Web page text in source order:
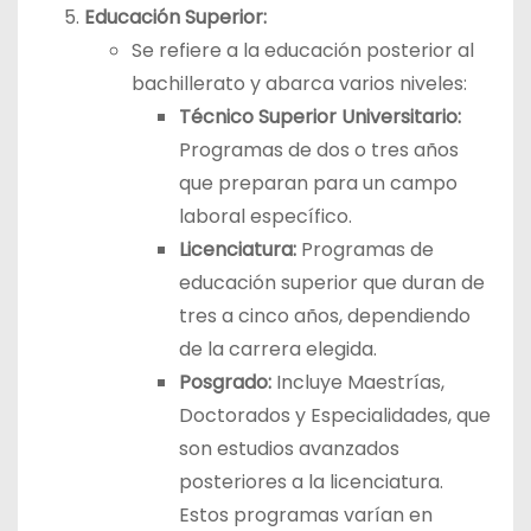
Educación Superior:
Se refiere a la educación posterior al
bachillerato y abarca varios niveles:
Técnico Superior Universitario:
Programas de dos o tres años
que preparan para un campo
laboral específico.
Licenciatura: Programas de
educación superior que duran de
tres a cinco años, dependiendo
de la carrera elegida.
Posgrado: Incluye Maestrías,
Doctorados y Especialidades, que
son estudios avanzados
posteriores a la licenciatura.
Estos programas varían en